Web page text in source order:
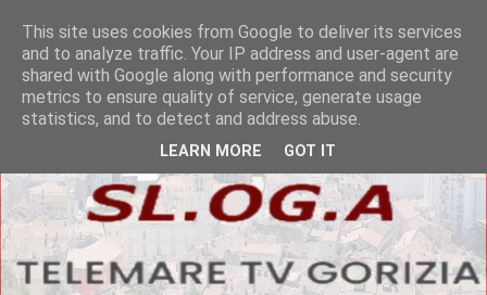
This site uses cookies from Google to deliver its services
and to analyze traffic. Your IP address and user-agent are
shared with Google along with performance and security
metrics to ensure quality of service, generate usage
statistics, and to detect and address abuse.
LEARN MORE GOT IT